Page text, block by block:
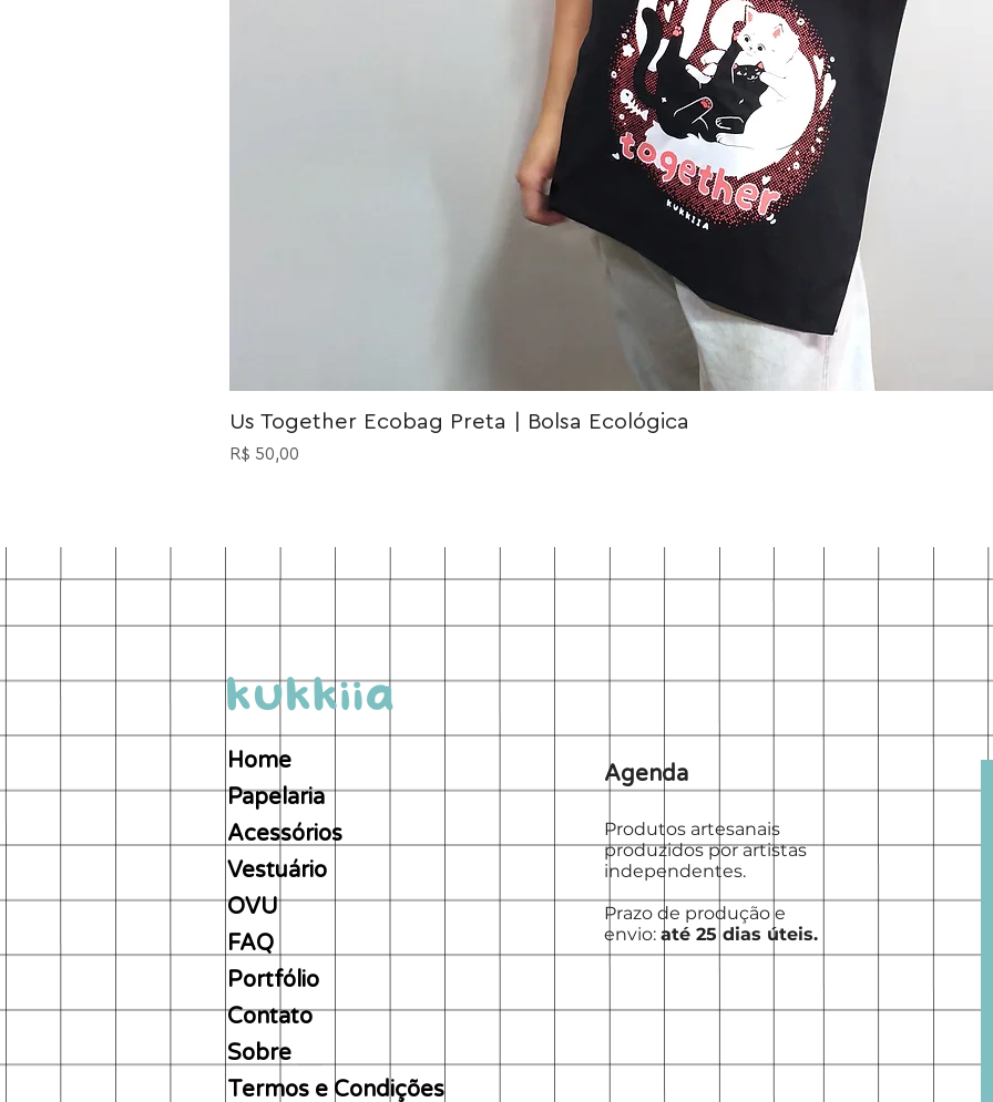
Us Together Ecobag Preta | Bolsa Ecológica
Preço
R$ 50,00
Home
Papelaria
Acessórios
Vestuário
OVU
FAQ
Portfólio
Contato
Sobre
Termos e Condições
Agenda
Produtos artesanais
produzidos por artistas
independentes.
Prazo de produção e
envio: até 25 dias úteis.